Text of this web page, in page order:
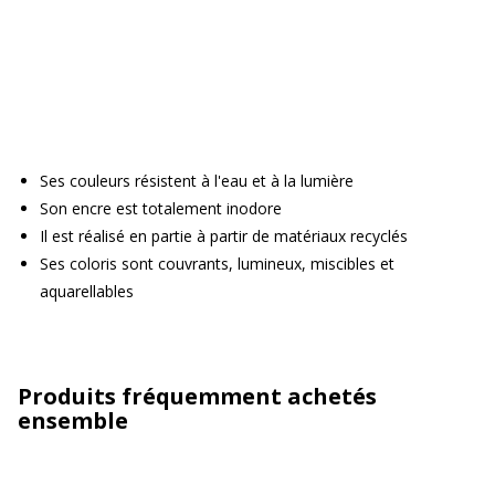
Ses couleurs résistent à l'eau et à la lumière
Son encre est totalement inodore
Il est réalisé en partie à partir de matériaux recyclés
Ses coloris sont couvrants, lumineux, miscibles et
aquarellables
Produits fréquemment achetés
ensemble